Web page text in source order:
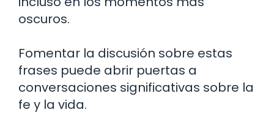
oscuros.
Fomentar la discusión sobre estas
frases puede abrir puertas a
conversaciones significativas sobre la
fe y la vida.